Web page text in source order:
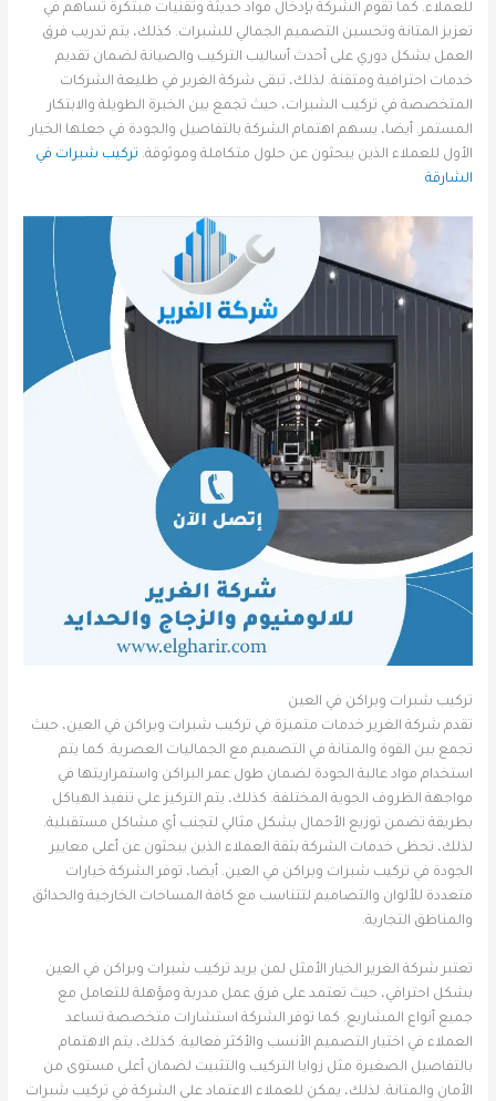
للعملاء. كما تقوم الشركة بإدخال مواد حديثة وتقنيات مبتكرة تساهم في
تعزيز المتانة وتحسين التصميم الجمالي للشبرات. كذلك، يتم تدريب فرق
العمل بشكل دوري على أحدث أساليب التركيب والصيانة لضمان تقديم
خدمات احترافية ومتقنة. لذلك، تبقى شركة الغرير في طليعة الشركات
المتخصصة في تركيب الشبرات، حيث تجمع بين الخبرة الطويلة والابتكار
المستمر. أيضا، يسهم اهتمام الشركة بالتفاصيل والجودة في جعلها الخيار
الأول للعملاء الذين يبحثون عن حلول متكاملة وموثوقة. تركيب شبرات في
الشارقة
تركيب شبرات وبراكن في العين
تقدم شركة الغرير خدمات متميزة في تركيب شبرات وبراكن في العين، حيث
تجمع بين القوة والمتانة في التصميم مع الجماليات العصرية. كما يتم
استخدام مواد عالية الجودة لضمان طول عمر البراكن واستمراريتها في
مواجهة الظروف الجوية المختلفة. كذلك، يتم التركيز على تنفيذ الهياكل
بطريقة تضمن توزيع الأحمال بشكل مثالي لتجنب أي مشاكل مستقبلية.
لذلك، تحظى خدمات الشركة بثقة العملاء الذين يبحثون عن أعلى معايير
الجودة في تركيب شبرات وبراكن في العين. أيضا، توفر الشركة خيارات
متعددة للألوان والتصاميم لتتناسب مع كافة المساحات الخارجية والحدائق
والمناطق التجارية.
تعتبر شركة الغرير الخيار الأمثل لمن يريد تركيب شبرات وبراكن في العين
بشكل احترافي، حيث تعتمد على فرق عمل مدربة ومؤهلة للتعامل مع
جميع أنواع المشاريع. كما توفر الشركة استشارات متخصصة تساعد
العملاء في اختيار التصميم الأنسب والأكثر فعالية. كذلك، يتم الاهتمام
بالتفاصيل الصغيرة مثل زوايا التركيب والتثبيت لضمان أعلى مستوى من
الأمان والمتانة. لذلك، يمكن للعملاء الاعتماد على الشركة في تركيب شبرات